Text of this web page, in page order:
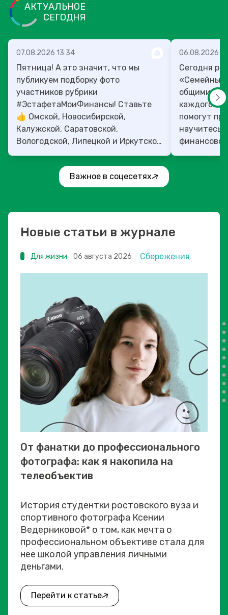
АКТУАЛЬНОЕ
СЕГОДНЯ
07.08.2026 13:34
Пятница! А это значит, что мы
публикуем подборку фото
участников рубрики
#ЭстафетаМоиФинансы! Ставьте
👍 Омской, Новосибирской,
Калужской, Саратовской,
Вологодской, Липецкой и Иркутской
областям!
06.08.2026
Сегодня
«Семейный
общими
каждого»!
помогут
научитесь:
Важное в соцесетях
Новые статьи в журнале
Для жизни 06 августа 2026 Сбережения
От фанатки до профессионального
фотографа: как я накопила на
телеобъектив
История студентки ростовского вуза и
спортивного фотографа Ксении
Ведерниковой* о том, как мечта о
профессиональном объективе стала для
нее школой управления личными
деньгами.
Перейти к статье